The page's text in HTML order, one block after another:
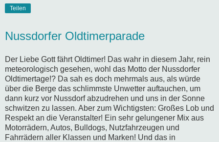
Teilen
Nussdorfer Oldtimerparade
Der Liebe Gott fährt Oldtimer! Das wahr in diesem Jahr, rein
meteorologisch gesehen, wohl das Motto der Nussdorfer
Oldtimertage!? Da sah es doch mehrmals aus, als würde
über die Berge das schlimmste Unwetter auftauchen, um
dann kurz vor Nussdorf abzudrehen und uns in der Sonne
schwitzen zu lassen. Aber zum Wichtigsten: Großes Lob und
Respekt an die Veranstalter! Ein sehr gelungener Mix aus
Motorrädern, Autos, Bulldogs, Nutzfahrzeugen und
Fahrrädern aller Klassen und Marken! Und das in